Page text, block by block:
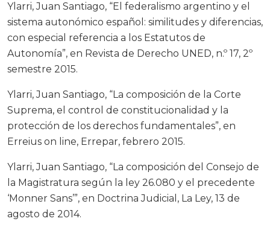
Ylarri, Juan Santiago, “El federalismo argentino y el
sistema autonómico español: similitudes y diferencias,
con especial referencia a los Estatutos de
Autonomía”, en Revista de Derecho UNED, n.º 17, 2º
semestre 2015.
Ylarri, Juan Santiago, “La composición de la Corte
Suprema, el control de constitucionalidad y la
protección de los derechos fundamentales”, en
Erreius on line, Errepar, febrero 2015.
Ylarri, Juan Santiago, “La composición del Consejo de
la Magistratura según la ley 26.080 y el precedente
‘Monner Sans’”, en Doctrina Judicial, La Ley, 13 de
agosto de 2014.